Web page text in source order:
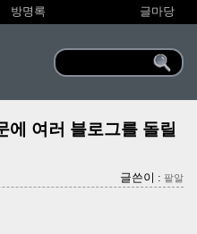
방명록 글마당
에 여러 블로그를 돌릴
글쓴이 : 팥알